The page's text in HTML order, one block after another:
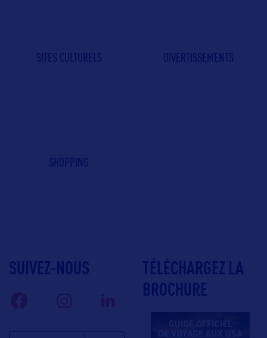
SITES CULTURELS DIVERTISSEMENTS
SHOPPING
SUIVEZ-NOUS
TÉLÉCHARGEZ LA
BROCHURE